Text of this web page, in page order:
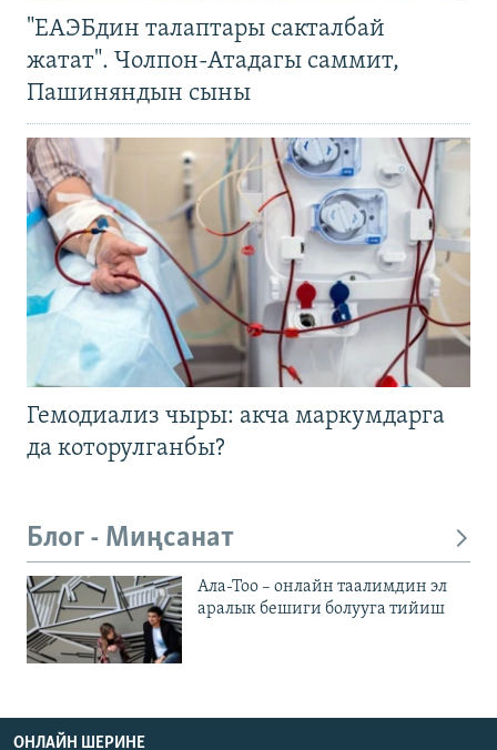
"ЕАЭБдин талаптары сакталбай
жатат". Чолпон-Атадагы саммит,
Пашиняндын сыны
Гемодиализ чыры: акча маркумдарга
да которулганбы?
Блог - Миңсанат
Ала-Тоо – онлайн таалимдин эл
аралык бешиги болууга тийиш
ОНЛАЙН ШЕРИНЕ